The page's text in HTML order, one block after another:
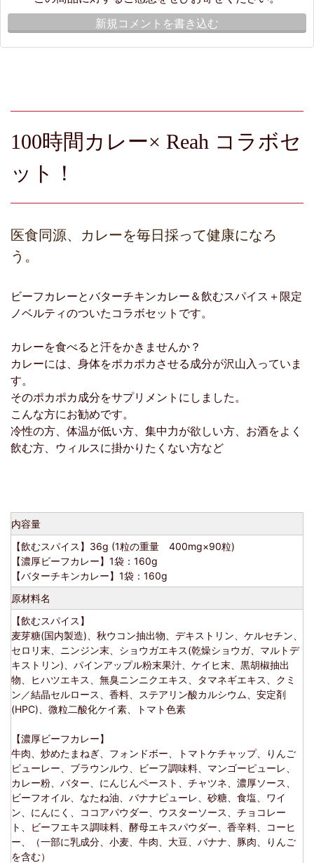
新規コメントを書き込む
100時間カレー× Reah コラボセ
ット！
医食同源、カレーを毎日採って健康になろ
う。
ビーフカレーとバターチキンカレー＆飲むスパイス＋限定
ノベルティのついたコラボセットです。
カレーを食べると汗をかきませんか？
カレーには、身体をポカポカさせる成分が沢山入っていま
す。
そのポカポカ成分をサプリメントにしました。
こんな方にお勧めです。
冷性の方、体温が低い方、集中力が欲しい方、お酒をよく
飲む方、ウィルスに掛かりたくない方など
内容量
【飲むスパイス】36g (1粒の重量 400mg×90粒)
【濃厚ビーフカレー】1袋：160g
【バターチキンカレー】1袋：160g
原材料名
【飲むスパイス】
麦芽糖(国内製造)、秋ウコン抽出物、デキストリン、ケルセチン、
セロリ末、ニンジン末、ショウガエキス(乾燥ショウガ、マルトデ
キストリン)、パインアップル粉末果汁、ケイヒ末、黒胡椒抽出
物、ヒハツエキス、無臭ニンニクエキス、タマネギエキス、クミ
ン／結晶セルロース、香料、ステアリン酸カルシウム、安定剤
(HPC)、微粒二酸化ケイ素、トマト色素
【濃厚ビーフカレー】
牛肉、炒めたまねぎ、フォンドボー、トマトケチャップ、りんご
ピューレー、ブラウンルウ、ビーフ調味料、マンゴーピューレ、
カレー粉、バター、にんじんペースト、チャツネ、濃厚ソース、
ビーフオイル、なたね油、バナナピューレ、砂糖、食塩、ワイ
ン、にんにく、ココアパウダー、ウスターソース、チョコレー
ト、ビーフエキス調味料、酵母エキスパウダー、香辛料、コーヒ
ー、（一部に乳成分、小麦、牛肉、大豆、バナナ、豚肉、りんご
を含む）